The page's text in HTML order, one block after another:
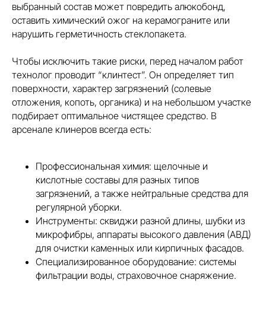
выбранный состав может повредить алюкобонд,
оставить химический ожог на керамограните или
нарушить герметичность стеклопакета.
Чтобы исключить такие риски, перед началом работ
технолог проводит “клинтест”. Он определяет тип
поверхности, характер загрязнений (солевые
отложения, копоть, органика) и на небольшом участке
подбирает оптимальное чистящее средство. В
арсенале клинеров всегда есть:
Профессиональная химия: щелочные и
кислотные составы для разных типов
загрязнений, а также нейтральные средства для
регулярной уборки.
Инструменты: сквиджи разной длины, шубки из
микрофибры, аппараты высокого давления (АВД)
для очистки каменных или кирпичных фасадов.
Специализированное оборудование: системы
фильтрации воды, страховочное снаряжение.